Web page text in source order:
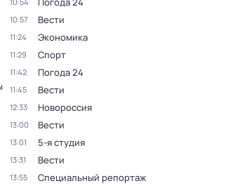
10:57 Вести
11:24 Экономика
11:29 Спорт
11:42 Погода 24
11:45 Вести
12:33 Новороссия
13:00 Вести
13:01 5-я студия
13:31 Вести
13:55 Специальный репортаж